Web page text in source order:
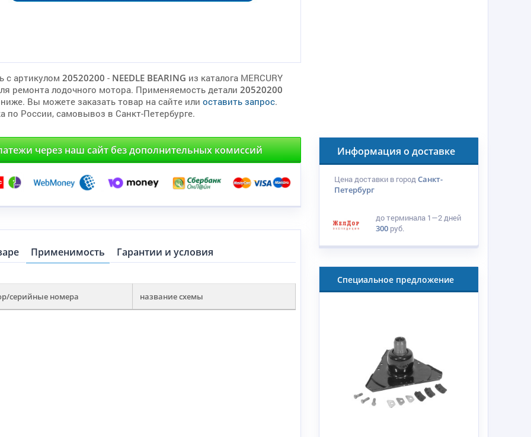
с артикулом 20520200 - NEEDLE BEARING из каталога MERCURY
ремонта лодочного мотора. Применяемость детали 20520200
Вы можете заказать товар на сайте или оставить запрос.
по России, самовывоз в Санкт-Петербурге.
через наш сайт без дополнительных комиссий
Применимость Гарантии и условия
серийные номера название схемы
Информация о доставке
Цена доставки в городСанкт-
Петербург
до терминала 1—2 дней
300 руб.
Специальное предложение